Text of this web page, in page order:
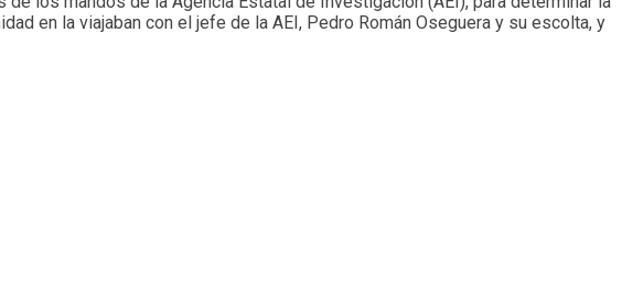
en la viajaban con el jefe de la AEI, Pedro Román Oseguera y su escolta, y